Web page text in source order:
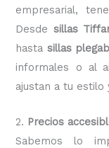
empresarial,
Desde sillas
hasta sillas
informales o al
ajustan a tu estilo
2. Precios
Sabemos lo